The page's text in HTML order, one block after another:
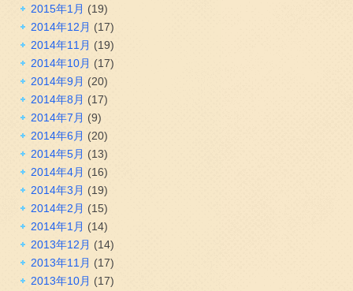
2015年1月 (19)
2014年12月 (17)
2014年11月 (19)
2014年10月 (17)
2014年9月 (20)
2014年8月 (17)
2014年7月 (9)
2014年6月 (20)
2014年5月 (13)
2014年4月 (16)
2014年3月 (19)
2014年2月 (15)
2014年1月 (14)
2013年12月 (14)
2013年11月 (17)
2013年10月 (17)